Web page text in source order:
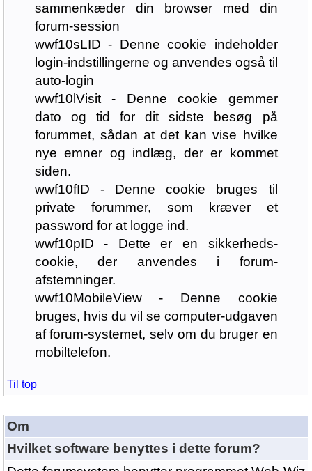
sammenkæder din browser med din
forum-session
wwf10sLID - Denne cookie indeholder
login-indstillingerne og anvendes også til
auto-login
wwf10lVisit - Denne cookie gemmer
dato og tid for dit sidste besøg på
forummet, sådan at det kan vise hvilke
nye emner og indlæg, der er kommet
siden.
wwf10fID - Denne cookie bruges til
private forummer, som kræver et
password for at logge ind.
wwf10pID - Dette er en sikkerheds-
cookie, der anvendes i forum-
afstemninger.
wwf10MobileView - Denne cookie
bruges, hvis du vil se computer-udgaven
af forum-systemet, selv om du bruger en
mobiltelefon.
Til top
Om
Hvilket software benyttes i dette forum?